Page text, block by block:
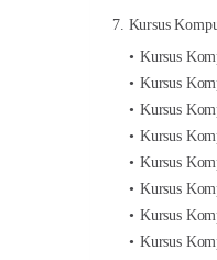
7. Kursus
Kursus
Kursus
Kursus
Kursus
Kursus
Kursus
Kursus
Kursus